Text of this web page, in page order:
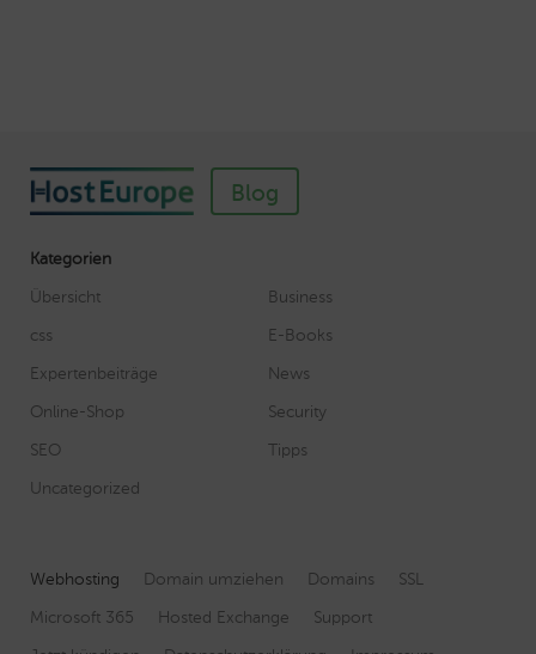
Blog
Kategorien
Übersicht
Business
css
E-Books
Expertenbeiträge
News
Online-Shop
Security
SEO
Tipps
Uncategorized
Webhosting Domain umziehen Domains
SSL
Microsoft 365
Hosted Exchange
Support